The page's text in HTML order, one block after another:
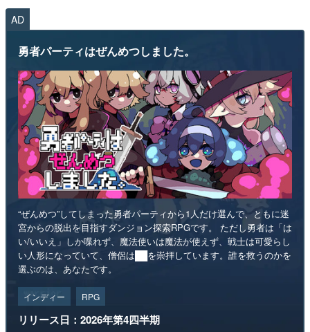
AD
勇者パーティはぜんめつしました。
“ぜんめつ”してしまった勇者パーティから1人だけ選んで、ともに迷
宮からの脱出を目指すダンジョン探索RPGです。 ただし勇者は「は
い/いいえ」しか喋れず、魔法使いは魔法が使えず、戦士は可愛らし
い人形になっていて、僧侶は██を崇拝しています。誰を救うのかを
選ぶのは、あなたです。
インディー RPG
リリース日：2026年第4四半期